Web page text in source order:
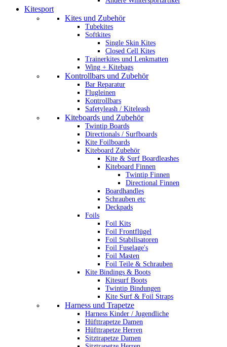
Kitesport
Kites und Zubehör
Tubekites
Softkites
Single Skin Kites
Closed Cell Kites
Trainerkites und Lenkmatten
Wing + Kitebags
Kontrollbars und Zubehör
Bar Reparatur
Flugleinen
Kontrollbars
Safetyleash / Kiteleash
Kiteboards und Zubehör
Twintip Boards
Directionals / Surfboards
Kite Foilboards
Kiteboard Zubehör
Kite & Surf Boardleashes
Kiteboard Finnen
Twintip Finnen
Directional Finnen
Boardhandles
Schrauben etc
Deckpads
Foils
Foil Kits
Foil Frontflügel
Foil Stabilisatoren
Foil Fuselage's
Foil Masten
Foil Teile & Schrauben
Kite Bindings & Boots
Kitesurf Boots
Twintip Bindungen
Kite Surf & Foil Straps
Harness und Trapetze
Harness Kinder / Jugendliche
Hüfttrapetze Damen
Hüfttrapetze Herren
Sitztrapetze Damen